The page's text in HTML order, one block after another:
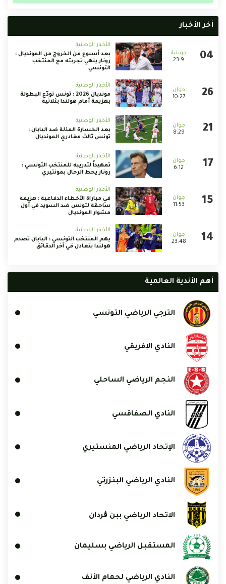
أخر الأخبار
23:9
الأخبار الوطنية
بعد أسبوع من الخروج من المونديال :
رونار ينهي تجربته مع المنتخب
التونسي
10:27
الأخبار الوطنية
مونديال 2026 : تونس تودّع البطولة
بهزيمة أمام هولندا بثلاثية
8:29
الأخبار الوطنية
بعد الخسارة المذلة ضد اليابان :
تونس ثالث مغادري المونديال
6:12
الأخبار الوطنية
تمهيداً لتدريبه للمنتخب التونسي :
رونار يحط الرحال بمونتيري
11:53
الأخبار الوطنية
في مباراة الأخطاء الدفاعية : هزيمة
ساحقة لتونس ضد السويد في أول
مشوار المونديال
23:48
الأخبار الوطنية
يهم المنتخب التونسي : اليابان تصدم
هولندا بتعادل في آخر الدقائق
أهم الأندية العالمية
الترجي الرياضي التونسي
النادي الإفريقي
النجم الرياضي الساحلي
النادي الصفاقسي
الإتحاد الرياضي المنستيري
النادي الرياضي البنزرتي
الاتحاد الرياضي ببن ڨردان
المستقبل الرياضي بسليمان
النادي الرياضي لحمام الأنف